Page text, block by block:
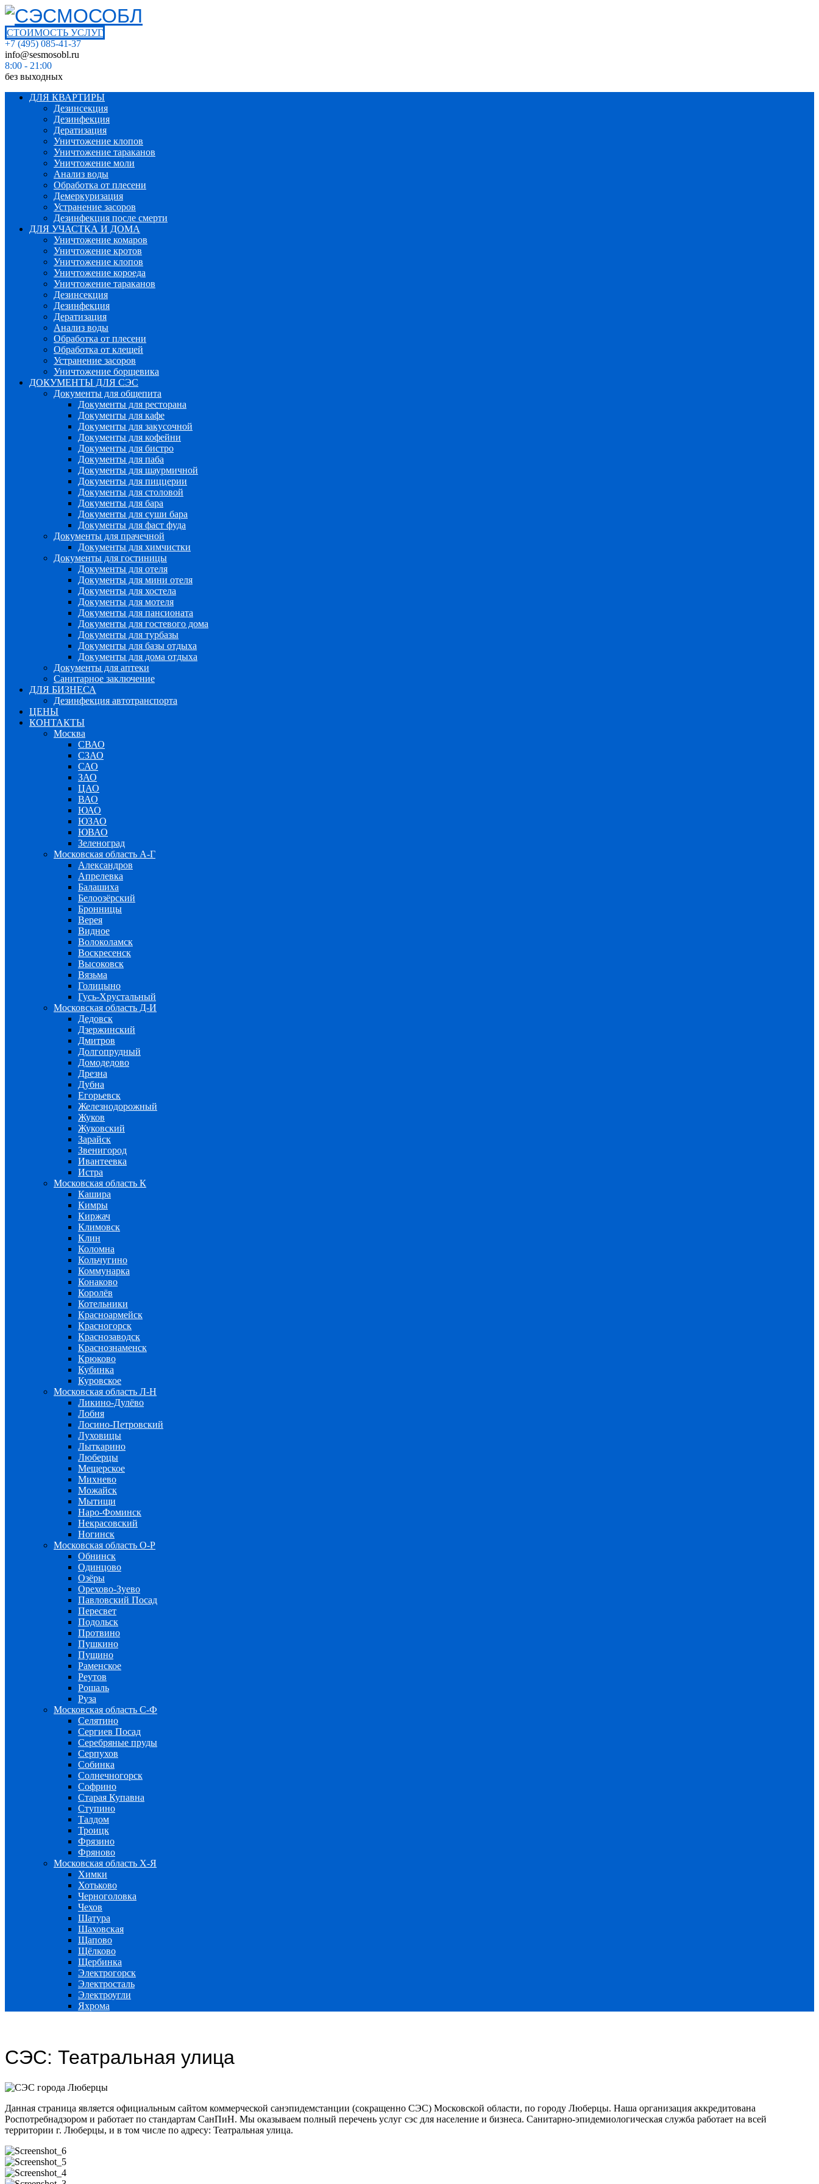
СТОИМОСТЬ УСЛУГ
+7 (495) 085-41-37
info@sesmosobl.ru
8:00 - 21:00
без выходных
ДЛЯ КВАРТИРЫ
Дезинсекция
Дезинфекция
Дератизация
Уничтожение клопов
Уничтожение тараканов
Уничтожение моли
Анализ воды
Обработка от плесени
Демеркуризация
Устранение засоров
Дезинфекция после смерти
ДЛЯ УЧАСТКА И ДОМА
Уничтожение комаров
Уничтожение кротов
Уничтожение клопов
Уничтожение короеда
Уничтожение тараканов
Дезинсекция
Дезинфекция
Дератизация
Анализ воды
Обработка от плесени
Обработка от клещей
Устранение засоров
Уничтожение борщевика
ДОКУМЕНТЫ ДЛЯ СЭС
Документы для общепита
Документы для ресторана
Документы для кафе
Документы для закусочной
Документы для кофейни
Документы для бистро
Документы для паба
Документы для шаурмичной
Документы для пиццерии
Документы для столовой
Документы для бара
Документы для суши бара
Документы для фаст фуда
Документы для прачечной
Документы для химчистки
Документы для гостиницы
Документы для отеля
Документы для мини отеля
Документы для хостела
Документы для мотеля
Документы для пансионата
Документы для гостевого дома
Документы для турбазы
Документы для базы отдыха
Документы для дома отдыха
Документы для аптеки
Санитарное заключение
ДЛЯ БИЗНЕСА
Дезинфекция автотранспорта
ЦЕНЫ
КОНТАКТЫ
Москва
СВАО
СЗАО
САО
ЗАО
ЦАО
ВАО
ЮАО
ЮЗАО
ЮВАО
Зеленоград
Московская область А-Г
Александров
Апрелевка
Балашиха
Белоозёрский
Бронницы
Верея
Видное
Волоколамск
Воскресенск
Высоковск
Вязьма
Голицыно
Гусь-Хрустальный
Московская область Д-И
Дедовск
Дзержинский
Дмитров
Долгопрудный
Домодедово
Дрезна
Дубна
Егорьевск
Железнодорожный
Жуков
Жуковский
Зарайск
Звенигород
Ивантеевка
Истра
Московская область К
Кашира
Кимры
Киржач
Климовск
Клин
Коломна
Кольчугино
Коммунарка
Конаково
Королёв
Котельники
Красноармейск
Красногорск
Краснозаводск
Краснознаменск
Крюково
Кубинка
Куровское
Московская область Л-Н
Ликино-Дулёво
Лобня
Лосино-Петровский
Луховицы
Лыткарино
Люберцы
Мещерское
Михнево
Можайск
Мытищи
Наро-Фоминск
Некрасовский
Ногинск
Московская область О-Р
Обнинск
Одинцово
Озёры
Орехово-Зуево
Павловский Посад
Пересвет
Подольск
Протвино
Пушкино
Пущино
Раменское
Реутов
Рошаль
Руза
Московская область С-Ф
Селятино
Сергиев Посад
Серебряные пруды
Серпухов
Собинка
Солнечногорск
Софрино
Старая Купавна
Ступино
Талдом
Троицк
Фрязино
Фряново
Московская область Х-Я
Химки
Хотьково
Черноголовка
Чехов
Шатура
Шаховская
Щапово
Щёлково
Щербинка
Электрогорск
Электросталь
Электроугли
Яхрома
СЭС: Театральная улица
Данная страница является официальным сайтом коммерческой санэпидемстанции (сокращенно СЭС) Московской области, по городу Люберцы. Наша организация аккредитована
Роспотребнадзором и работает по стандартам СанПиН. Мы оказываем полный перечень услуг сэс для население и бизнеса. Санитарно-эпидемиологическая служба работает на всей
территории г. Люберцы, и в том числе по адресу: Театральная улица.